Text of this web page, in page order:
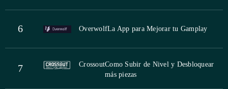
6 OverwolfLa App para Mejorar tu Gamplay
7 CrossoutComo Subir de Nivel y Desbloquear
más piezas